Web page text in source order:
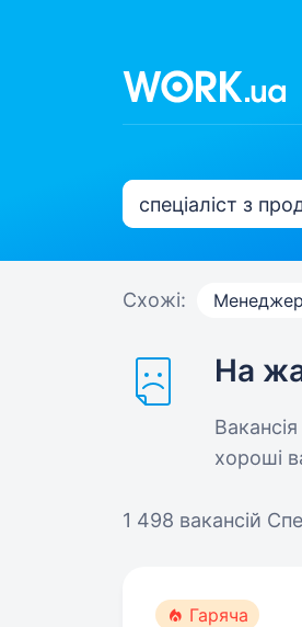
Схожі:
На
хороші
1 498 вакансій
Гаряча